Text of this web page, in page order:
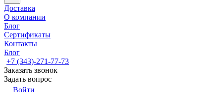
Доставка
О компании
Блог
Сертификаты
Контакты
Блог
+7 (343)-271-77-73
Заказать звонок
Задать вопрос
Войти